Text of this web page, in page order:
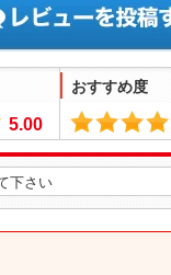
おすすめ度
5.00